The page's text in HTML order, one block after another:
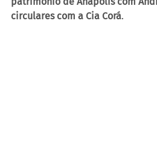
circulares com a Cia Corá.